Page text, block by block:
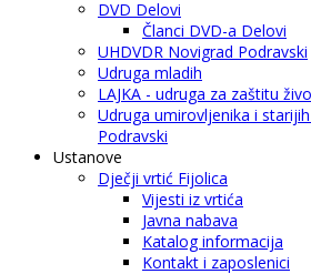
DVD Delovi
Članci DVD-a Delovi
UHDVDR Novigrad Podravski
Udruga mladih
LAJKA - udruga za zaštitu
Udruga umirovljenika i
Podravski
Ustanove
Dječji vrtić Fijolica
Vijesti iz vrtića
Javna nabava
Katalog informacija
Kontakt i zaposlenici